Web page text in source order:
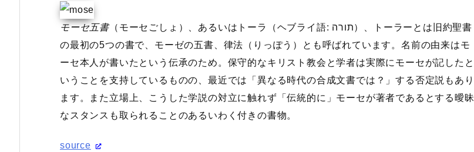
モーセ五書（モーセごしょ）、あるいはトーラ（ヘブライ語: תורה‎）、トーラーとは旧約聖書
の最初の5つの書で、モーゼの五書、律法（りっぽう）とも呼ばれています。名前の由来はモ
ーセ本人が書いたという伝承のため。保守的なキリスト教会と学者は実際にモーセが記したと
いうことを支持しているものの、最近では「異なる時代の合成文書では？」する否定説もあり
ます。また立場上、こうした学説の対立に触れず「伝統的に」モーセが著者であるとする曖昧
なスタンスも取られることのあるいわく付きの書物。
source